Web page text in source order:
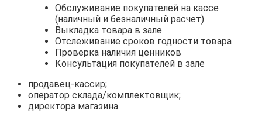
Обслуживание покупателей на кассе
(наличный и безналичный расчет)
Выкладка товара в зале
Отслеживание сроков годности товара
Проверка наличия ценников
Консультация покупателей в зале
продавец-кассир;
оператор склада/комплектовщик;
директора магазина.